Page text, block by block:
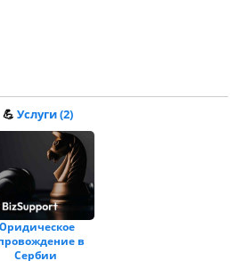
💪 Услуги (2)
в
Сербии